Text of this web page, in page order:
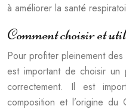
à améliorer la santé
Comment choisir et
Pour profiter pleinement
est important de choisir un
correctement. Il est
composition et l’origine